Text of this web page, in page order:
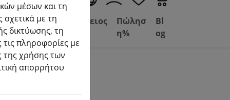
Seite)
Deal
Depot
Βασίλειος
Πώλησ
η%
Bl
og
μέσων και τη
με τη
δικτύωσης, τη
πληροφορίες με
της χρήσης των
απορρήτου